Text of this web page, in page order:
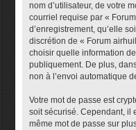
nom d’utilisateur, de votre
courriel requise par «
d’enregistrement, qu’elle
discrétion de « Forum
choisir quelle information
publiquement. De plus,
non à l’envoi automatique
Votre mot de passe est
soit sécurisé. Cependant, il
même mot de passe sur